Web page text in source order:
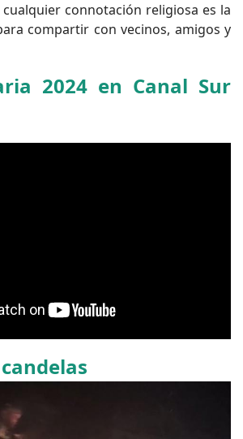
cualquier connotación religiosa es la
compartir con vecinos, amigos y
2024 en Canal Sur